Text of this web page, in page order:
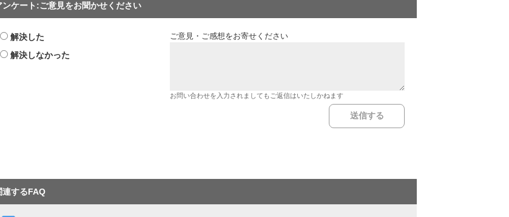
ンケート:ご意見をお聞かせください
解決した
解決しなかった
ご意見・ご感想をお寄せください
お問い合わせを入力されましてもご返信はいたしかねます
連するFAQ